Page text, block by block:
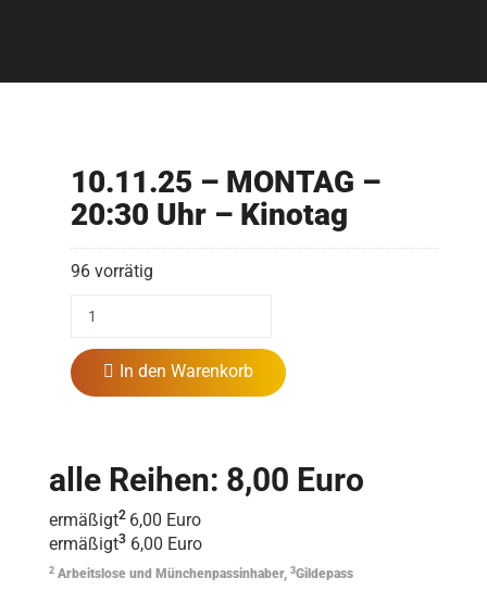
10.11.25 – MONTAG –
20:30 Uhr – Kinotag
96 vorrätig
In den Warenkorb
alle Reihen: 8,00 Euro
ermäßigt2 6,00 Euro
ermäßigt3 6,00 Euro
2 Arbeitslose und Münchenpassinhaber, 3Gildepass